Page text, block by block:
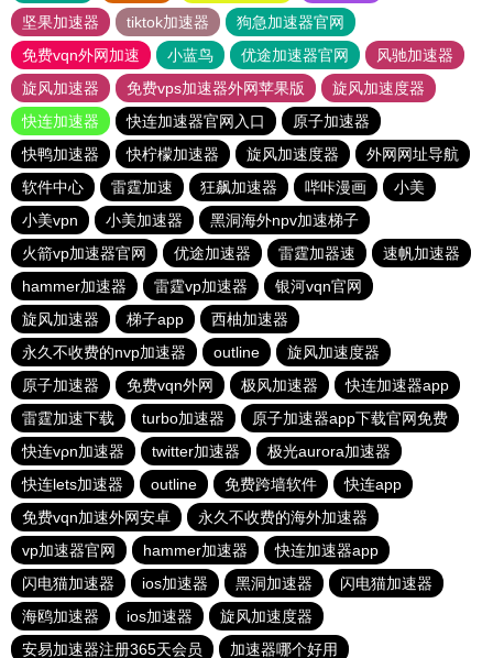
坚果加速器
tiktok加速器
狗急加速器官网
免费vqn外网加速
小蓝鸟 优途加速器官网
风驰加速器
旋风加速器
免费vps加速器外网苹果版
旋风加速度器
快连加速器
快连加速器官网入口
原子加速器
快鸭加速器
快柠檬加速器 旋风加速度器
外网网址导航
软件中心
雷霆加速 狂飙加速器 哔咔漫画
小美
小美vpn
小美加速器
黑洞海外npv加速梯子
火箭vp加速器官网
优途加速器 雷霆加器速
速帆加速器
hammer加速器
雷霆vp加速器
银河vqn官网
旋风加速器
梯子app
西柚加速器
永久不收费的nvp加速器
outline
旋风加速度器
原子加速器
免费vqn外网 极风加速器
快连加速器app
雷霆加速下载
turbo加速器
原子加速器app下载官网免费
快连vρn加速器
twitter加速器
极光aurora加速器
快连lets加速器
outline 免费跨墙软件
快连app
免费vqn加速外网安卓
永久不收费的海外加速器
vp加速器官网
hammer加速器
快连加速器app
闪电猫加速器
ios加速器 黑洞加速器
闪电猫加速器
海鸥加速器
ios加速器
旋风加速度器
安易加速器注册365天会员
加速器哪个好用